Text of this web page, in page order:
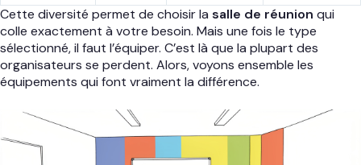
Cette diversité permet de choisir la salle de réunion qui
colle exactement à votre besoin. Mais une fois le type
sélectionné, il faut l’équiper. C’est là que la plupart des
organisateurs se perdent. Alors, voyons ensemble les
équipements qui font vraiment la différence.